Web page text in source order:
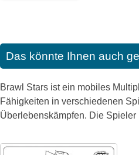
Das könnte Ihnen auch
Brawl Stars ist ein mobiles
Fähigkeiten in verschiedenen
Überlebenskämpfen. Die